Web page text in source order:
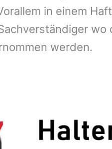
in einem
werden.